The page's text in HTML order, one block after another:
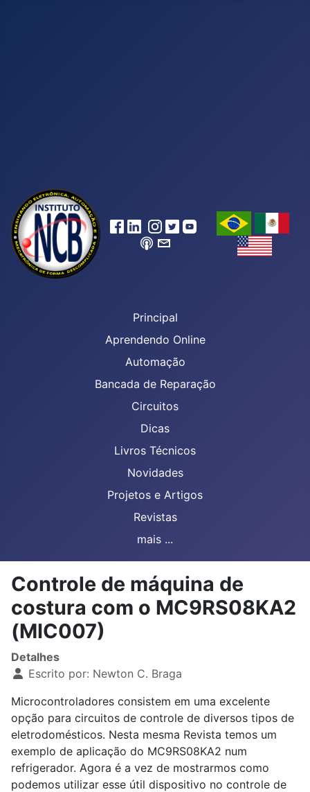
Principal
Aprendendo Online
Automação
Bancada de Reparação
Circuitos
Dicas
Livros Técnicos
Novidades
Projetos e Artigos
Revistas
mais ...
Controle de máquina de
costura com o MC9RS08KA2
(MIC007)
Detalhes
Escrito por: Newton C. Braga
Microcontroladores consistem em uma excelente
opção para circuitos de controle de diversos tipos de
eletrodomésticos. Nesta mesma Revista temos um
exemplo de aplicação do MC9RS08KA2 num
refrigerador. Agora é a vez de mostrarmos como
podemos utilizar esse útil dispositivo no controle de